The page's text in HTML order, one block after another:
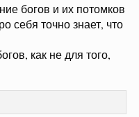
богов и их потомков
себя точно знает, что
как не для того,